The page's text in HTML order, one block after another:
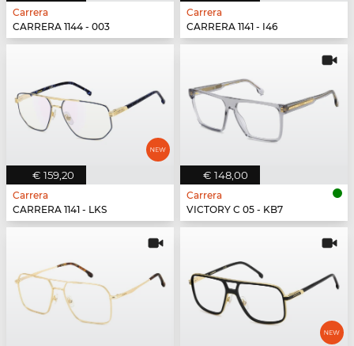
Carrera
CARRERA 1144 - 003
Carrera
CARRERA 1141 - I46
€ 159,20
Carrera
CARRERA 1141 - LKS
€ 148,00
Carrera
VICTORY C 05 - KB7